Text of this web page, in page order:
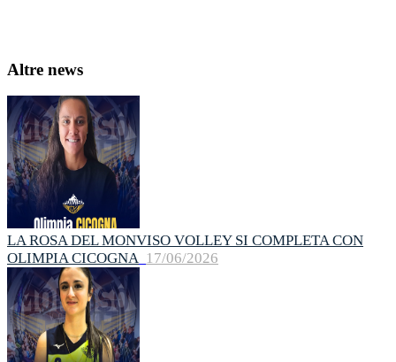
Altre news
LA ROSA DEL MONVISO VOLLEY SI COMPLETA CON
OLIMPIA CICOGNA 17/06/2026